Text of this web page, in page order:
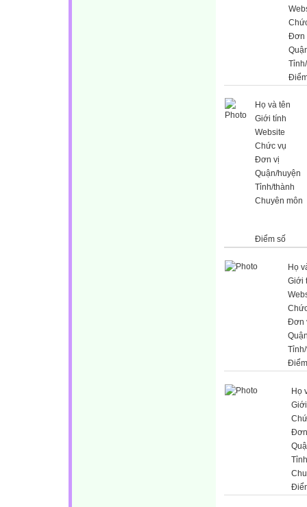
Đơn
Họ và tên
Giới tính
Website
Chức vụ
Đơn vị
Quận/huyện
Tỉnh/thành
Chuyên môn
Điểm số
Họ
Giới
Đơn
Họ